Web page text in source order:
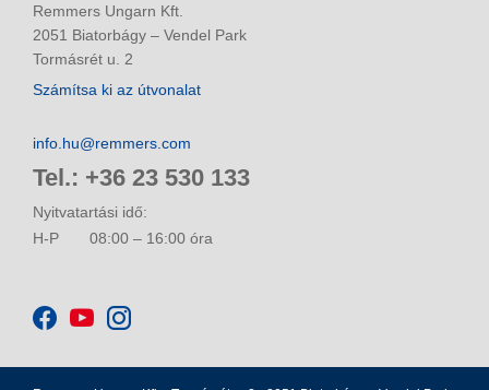
Remmers Ungarn Kft.
2051 Biatorbágy – Vendel Park
Tormásrét u. 2
Számítsa ki az útvonalat
info.hu@remmers.com
Tel.: +36 23 530 133
Nyitvatartási idő:
H-P
08:00 – 16:00 óra